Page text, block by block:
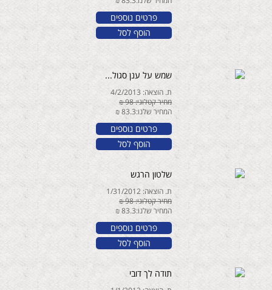
פרטים נוספים
הוסף לסל
שמש על ענן סגול...
ת. הוצאה: 4/2/2013
מחיר קטלוגי: 98 ₪
המחיר שלנו:83.3 ₪
פרטים נוספים
הוסף לסל
שלטון הרגש
ת. הוצאה: 1/31/2012
מחיר קטלוגי: 98 ₪
המחיר שלנו:83.3 ₪
פרטים נוספים
הוסף לסל
תודה לך דובי